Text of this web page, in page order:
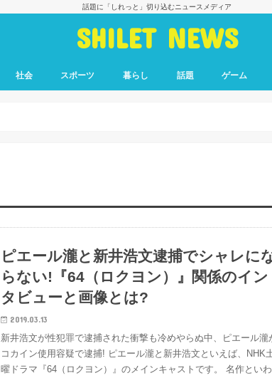
話題に「しれっと」切り込むニュースメディア
SHILET NEWS
社会 スポーツ 暮らし 話題 ゲーム
ピエール瀧と新井浩文逮捕でシャレに
らない!『64（ロクヨン）』関係のイン
タビューと画像とは?
2019.03.13
新井浩文が性犯罪で逮捕された衝撃も冷めやらぬ中、ピエール瀧
コカイン使用容疑で逮捕! ピエール瀧と新井浩文といえば、NHK
曜ドラマ『64（ロクヨン）』のメインキャストです。 名作といわ